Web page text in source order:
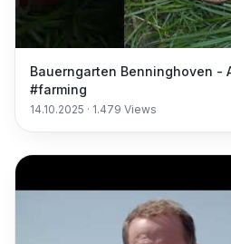
Bauerngarten Benninghoven -
#farming
14.10.2025 · 1.479 Views